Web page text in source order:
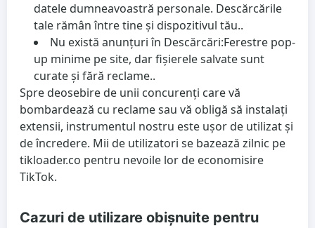
datele dumneavoastră personale. Descărcările
tale rămân între tine și dispozitivul tău..
Nu există anunțuri în Descărcări:Ferestre pop-
up minime pe site, dar fișierele salvate sunt
curate și fără reclame..
Spre deosebire de unii concurenți care vă
bombardează cu reclame sau vă obligă să instalați
extensii, instrumentul nostru este ușor de utilizat și
de încredere. Mii de utilizatori se bazează zilnic pe
tikloader.co pentru nevoile lor de economisire
TikTok.
Cazuri de utilizare obișnuite pentru